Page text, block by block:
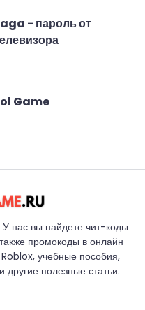
- пароль от
Game
нас вы найдете чит-коды
промокоды в онлайн
учебные пособия,
полезные статьи.